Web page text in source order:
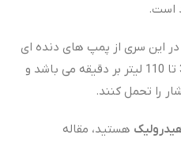
این سری از پمپ های دنده ای
روکت ، بسته به تیپ پمپ از 36 تا 110 لیتر بر دقیقه می باشد و
هستید، مقاله